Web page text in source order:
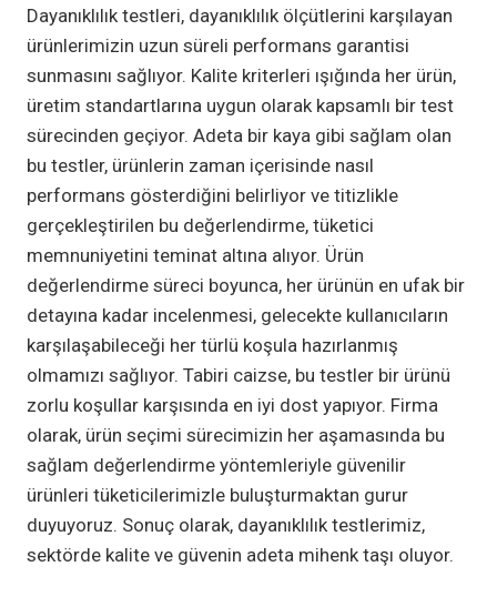
Dayanıklılık testleri, dayanıklılık ölçütlerini karşılayan
ürünlerimizin uzun süreli performans garantisi
sunmasını sağlıyor. Kalite kriterleri ışığında her ürün,
üretim standartlarına uygun olarak kapsamlı bir test
sürecinden geçiyor. Adeta bir kaya gibi sağlam olan
bu testler, ürünlerin zaman içerisinde nasıl
performans gösterdiğini belirliyor ve titizlikle
gerçekleştirilen bu değerlendirme, tüketici
memnuniyetini teminat altına alıyor. Ürün
değerlendirme süreci boyunca, her ürünün en ufak bir
detayına kadar incelenmesi, gelecekte kullanıcıların
karşılaşabileceği her türlü koşula hazırlanmış
olmamızı sağlıyor. Tabiri caizse, bu testler bir ürünü
zorlu koşullar karşısında en iyi dost yapıyor. Firma
olarak, ürün seçimi sürecimizin her aşamasında bu
sağlam değerlendirme yöntemleriyle güvenilir
ürünleri tüketicilerimizle buluşturmaktan gurur
duyuyoruz. Sonuç olarak, dayanıklılık testlerimiz,
sektörde kalite ve güvenin adeta mihenk taşı oluyor.